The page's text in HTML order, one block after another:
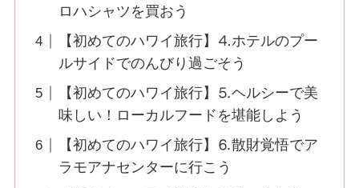
ロハシャツを買おう
【初めてのハワイ旅行】⒋ホテルのプー
ルサイドでのんびり過ごそう
【初めてのハワイ旅行】⒌ヘルシーで美
味しい！ローカルフードを堪能しよう
【初めてのハワイ旅行】⒍散財覚悟でア
ラモアナセンターに行こう